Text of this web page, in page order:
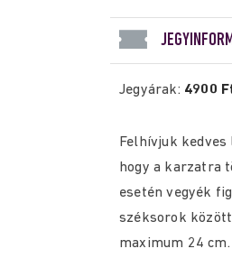
Jegyárak: 4900
Felhívjuk
hogy a karzatra
esetén vegyék
széksorok
maximum 24 cm.